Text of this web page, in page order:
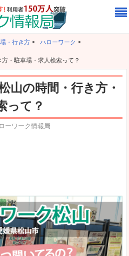
・行き方 > ハローワーク >
・駐車場・求人検索って？
山の時間・行き方・
って？
ーワーク情報局